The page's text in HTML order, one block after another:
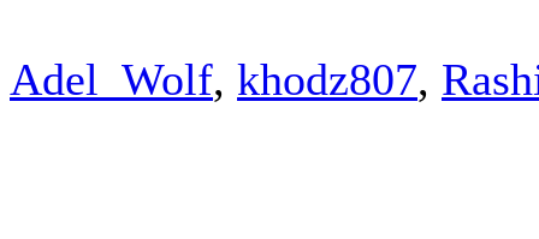
Adel_Wolf, khodz807,